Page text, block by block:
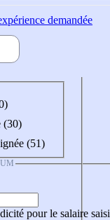
demandée
(30)
(51)
pour le salaire saisi